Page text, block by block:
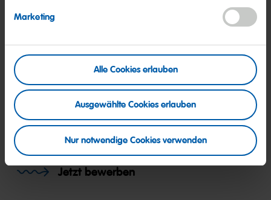
Marketing
Alle Cookies erlauben
Ausgewählte Cookies erlauben
Nur notwendige Cookies verwenden
Auf den Geschmack gekommen? So geht's
weiter:
Nina Witteler freut sich auf Deine Bewerbung über unser
Online-Portal. Im nächsten Schritt melden wir uns bei Dir!
Mehr Informationen über HARIBO als Arbeitgeber findest Du
aufharibo.com/karriere.
Jetzt bewerben